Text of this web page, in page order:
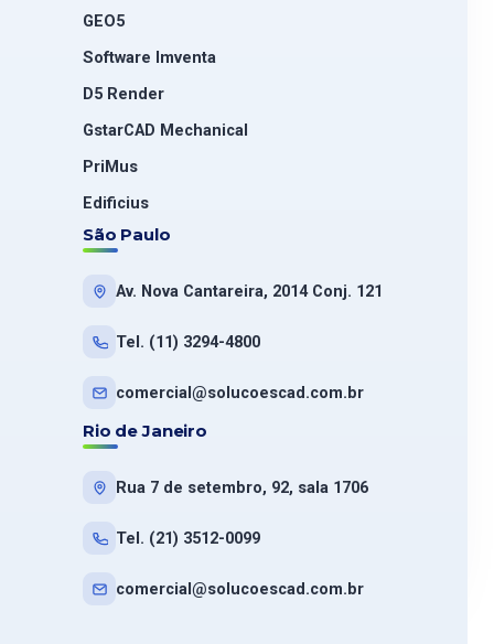
GEO5
Software Imventa
D5 Render
GstarCAD Mechanical
PriMus
Edificius
São Paulo
Av. Nova Cantareira, 2014 Conj. 121
Tel. (11) 3294-4800
comercial@solucoescad.com.br
Rio de Janeiro
Rua 7 de setembro, 92, sala 1706
Tel. (21) 3512-0099
comercial@solucoescad.com.br